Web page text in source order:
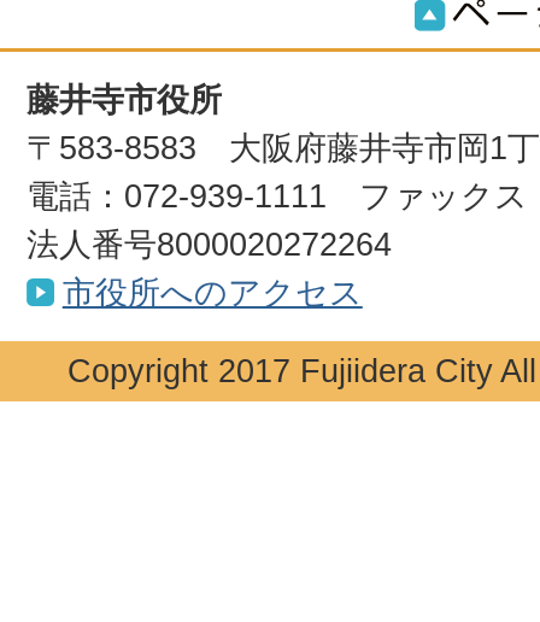
藤井寺市役所
〒583-8583 大阪府藤井寺市岡1
電話：072-939-1111 ファックス
法人番号8000020272264
市役所へのアクセス
Copyright 2017 Fujiidera City